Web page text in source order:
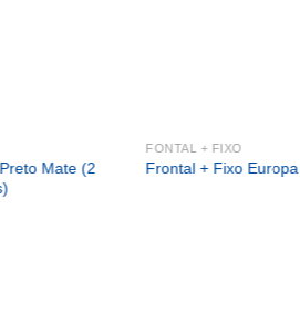
Mate (2
FONTAL + FIXO
Frontal + Fixo Europa